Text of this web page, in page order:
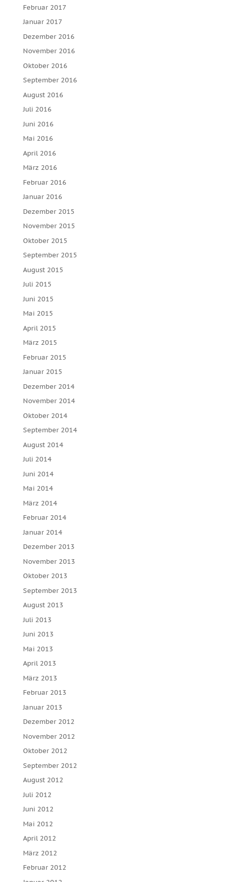
Februar 2017
Januar 2017
Dezember 2016
November 2016
Oktober 2016
September 2016
August 2016
Juli 2016
Juni 2016
Mai 2016
April 2016
März 2016
Februar 2016
Januar 2016
Dezember 2015
November 2015
Oktober 2015
September 2015
August 2015
Juli 2015
Juni 2015
Mai 2015
April 2015
März 2015
Februar 2015
Januar 2015
Dezember 2014
November 2014
Oktober 2014
September 2014
August 2014
Juli 2014
Juni 2014
Mai 2014
März 2014
Februar 2014
Januar 2014
Dezember 2013
November 2013
Oktober 2013
September 2013
August 2013
Juli 2013
Juni 2013
Mai 2013
April 2013
März 2013
Februar 2013
Januar 2013
Dezember 2012
November 2012
Oktober 2012
September 2012
August 2012
Juli 2012
Juni 2012
Mai 2012
April 2012
März 2012
Februar 2012